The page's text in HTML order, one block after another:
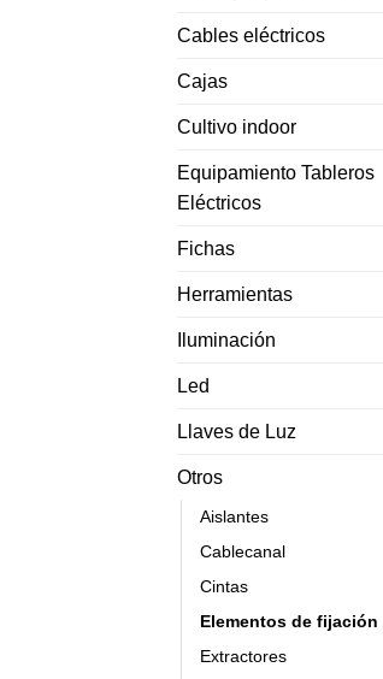
Cables eléctricos
Cajas
Cultivo indoor
Equipamiento Tableros
Eléctricos
Fichas
Herramientas
Iluminación
Led
Llaves de Luz
Otros
Aislantes
Cablecanal
Cintas
Elementos de fijación
Extractores